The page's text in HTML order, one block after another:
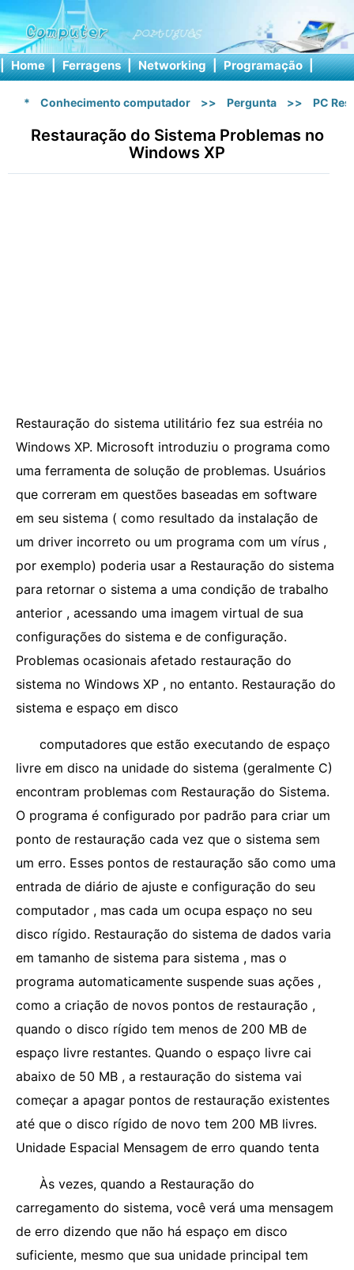
| Home | Ferragens | Networking | Programação |
* Conhecimento computador >> Pergunta >> PC
Restauração do Sistema Problemas no
Windows XP
Restauração do sistema utilitário fez sua estréia no
Windows XP. Microsoft introduziu o programa como
uma ferramenta de solução de problemas. Usuários
que correram em questões baseadas em software
em seu sistema ( como resultado da instalação de
um driver incorreto ou um programa com um vírus ,
por exemplo) poderia usar a Restauração do sistema
para retornar o sistema a uma condição de trabalho
anterior , acessando uma imagem virtual de sua
configurações do sistema e de configuração.
Problemas ocasionais afetado restauração do
sistema no Windows XP , no entanto. Restauração do
sistema e espaço em disco
computadores que estão executando de espaço
livre em disco na unidade do sistema (geralmente C)
encontram problemas com Restauração do Sistema.
O programa é configurado por padrão para criar um
ponto de restauração cada vez que o sistema sem
um erro. Esses pontos de restauração são como uma
entrada de diário de ajuste e configuração do seu
computador , mas cada um ocupa espaço no seu
disco rígido. Restauração do sistema de dados varia
em tamanho de sistema para sistema , mas o
programa automaticamente suspende suas ações ,
como a criação de novos pontos de restauração ,
quando o disco rígido tem menos de 200 MB de
espaço livre restantes. Quando o espaço livre cai
abaixo de 50 MB , a restauração do sistema vai
começar a apagar pontos de restauração existentes
até que o disco rígido de novo tem 200 MB livres.
Unidade Espacial Mensagem de erro quando tenta
Às vezes, quando a Restauração do
carregamento do sistema, você verá uma mensagem
de erro dizendo que não há espaço em disco
suficiente, mesmo que sua unidade principal tem